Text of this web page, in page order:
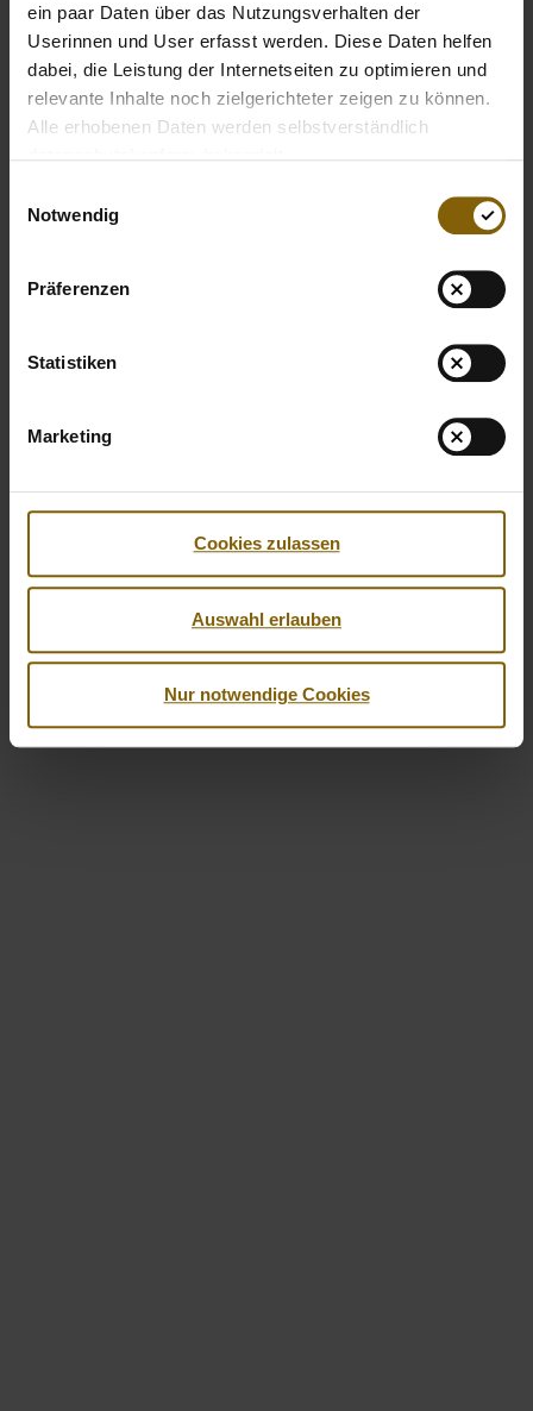
ein paar Daten über das Nutzungsverhalten der
Userinnen und User erfasst werden. Diese Daten helfen
dabei, die Leistung der Internetseiten zu optimieren und
relevante Inhalte noch zielgerichteter zeigen zu können.
Alle erhobenen Daten werden selbstverständlich
Notwendig
Präferenzen
Statistiken
Marketing
Cookies zulassen
Auswahl erlauben
Nur notwendige Cookies
InstagramYoutubeLinkedIn
© 2026 by Nationale Anti Doping Agentur
Imprint Privacy Policy